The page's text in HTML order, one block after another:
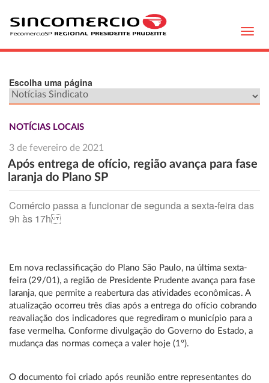
Escolha uma página
NOTÍCIAS LOCAIS
3 de fevereiro de 2021
Após entrega de ofício, região avança para fase
laranja do Plano SP
Comércio passa a funcionar de segunda a sexta-feira das
9h às 17h
Em nova reclassificação do Plano São Paulo, na última sexta-
feira (29/01), a região de Presidente Prudente avança para fase
laranja, que permite a reabertura das atividades econômicas. A
atualização ocorreu três dias após a entrega do ofício cobrando
reavaliação dos indicadores que regrediram o município para a
fase vermelha. Conforme divulgação do Governo do Estado, a
mudança das normas começa a valer hoje (1º).
O documento foi criado após reunião entre representantes do